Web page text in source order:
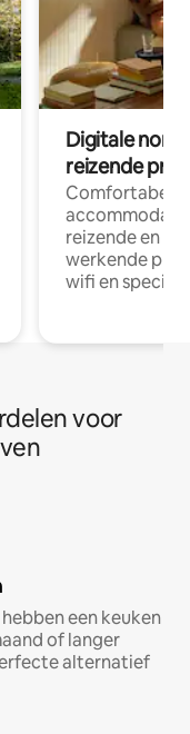
Digitale
reizende
Comfortabele
reizende en
werkende
wifi en
voor
een keuken
of langer
alternatief